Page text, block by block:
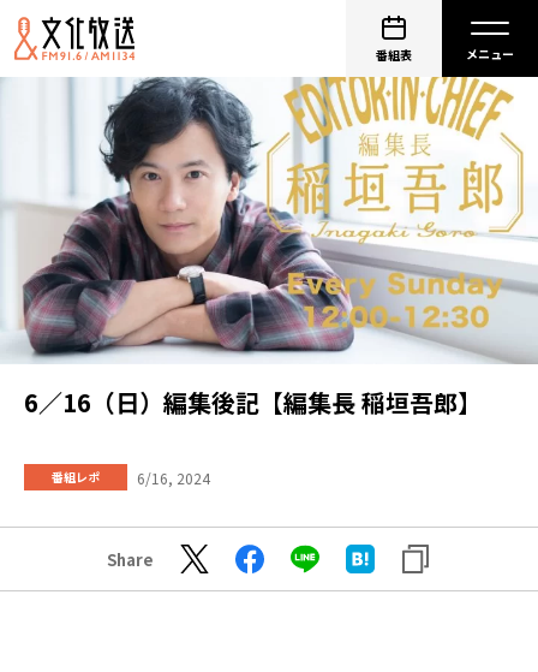
番組表
6／16（日）編集後記【編集長 稲垣吾郎】
番組レポ 6/16, 2024
Share